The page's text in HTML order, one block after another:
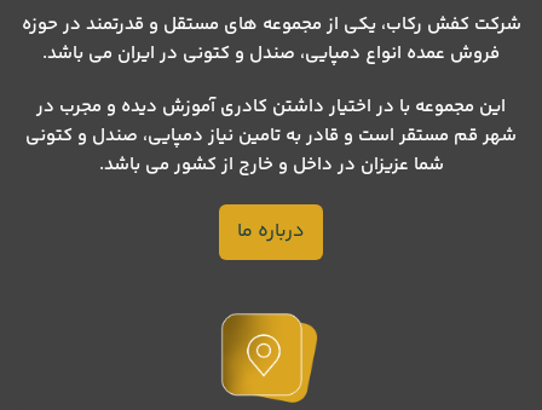
شرکت کفش رکاب، یکی از مجموعه های مستقل و قدرتمند در حوزه
فروش عمده انواع دمپایی، صندل و کتونی در ایران می باشد.
این مجموعه با در اختیار داشتن کادری آموزش دیده و مجرب در
شهر قم مستقر است و قادر به تامین نیاز دمپایی، صندل و کتونی
شما عزیزان در داخل و خارج از کشور می باشد.
درباره ما